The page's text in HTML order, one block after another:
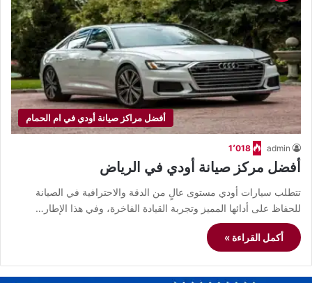
أفضل مراكز صيانة أودي في ام الحمام
admin 1٬018
أفضل مركز صيانة أودي في الرياض
تتطلب سيارات أودي مستوى عالٍ من الدقة والاحترافية في الصيانة
للحفاظ على أدائها المميز وتجربة القيادة الفاخرة، وفي هذا الإطار…
أكمل القراءة »